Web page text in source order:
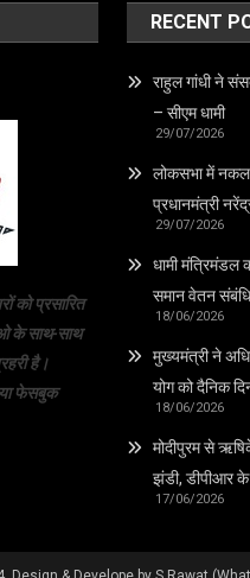
को प्रसारित
के साथ-साथ
है।
फेसबुक
RECENT
राहुल गांधी ने
– सीएम धामी
29/07/2026
लोकसभा में नकल
प्रधानमंत्री
29/07/2026
धामी मंत्रिमंडल
समान वेतन
18/06/2026
मुख्यमंत्री ने
योग को दैनिक
18/06/2026
मोदीपुरम से
झंडी, डीपीआर
17/06/2026